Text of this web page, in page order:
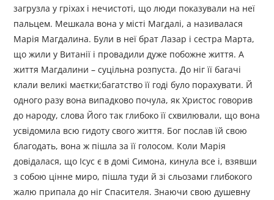
загрузла у гріхах і нечистоті, що люди показували на неї
пальцем. Мешкала вона у місті Магдалі, а називалася
Марія Магдалина. Були в неї брат Лазар і сестра Марта,
що жили у Витанії і провадили дуже побожне життя. А
життя Магдалини – суцільна розпуста. До ніг її багачі
клали великі маєтки;багатство її годі було порахувати. Й
одного разу вона випадково почула, як Христос говорив
до народу, слова Його так глибоко її схвилювали, що вона
усвідомила всю гидоту свого життя. Бог послав їй свою
благодать, вона ж пішла за її голосом. Коли Марія
довідалася, що Ісус є в домі Симона, кинула все і, взявши
з собою цінне миро, пішла туди й зі сльозами глибокого
жалю припала до ніг Спасителя. Знаючи свою душевну